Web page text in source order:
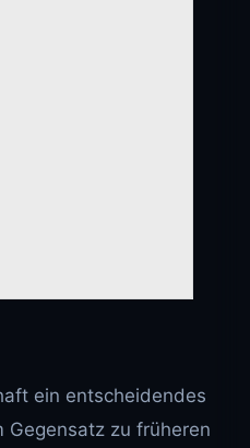
ein entscheidendes
Gegensatz zu früheren